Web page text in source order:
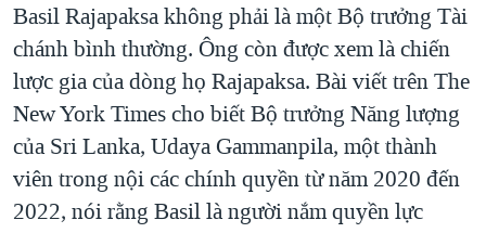
Basil Rajapaksa không phải là một Bộ trưởng Tài
chánh bình thường. Ông còn được xem là chiến
lược gia của dòng họ Rajapaksa. Bài viết trên The
New York Times cho biết Bộ trưởng Năng lượng
của Sri Lanka, Udaya Gammanpila, một thành
viên trong nội các chính quyền từ năm 2020 đến
2022, nói rằng Basil là người nắm quyền lực